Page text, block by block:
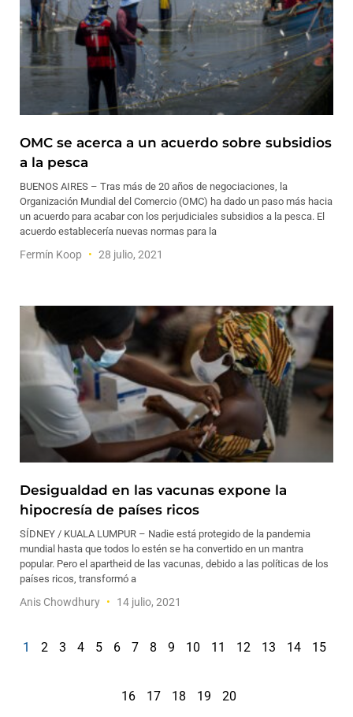
OMC se acerca a un acuerdo sobre subsidios
a la pesca
BUENOS AIRES – Tras más de 20 años de negociaciones, la
Organización Mundial del Comercio (OMC) ha dado un paso más hacia
un acuerdo para acabar con los perjudiciales subsidios a la pesca. El
acuerdo establecería nuevas normas para la
Fermín Koop 28 julio, 2021
Desigualdad en las vacunas expone la
hipocresía de países ricos
SÍDNEY / KUALA LUMPUR – Nadie está protegido de la pandemia
mundial hasta que todos lo estén se ha convertido en un mantra
popular. Pero el apartheid de las vacunas, debido a las políticas de los
países ricos, transformó a
Anis Chowdhury 14 julio, 2021
1 2 3 4 5 6 7 8 9 10 11 12 13 14 15
16 17 18 19 20